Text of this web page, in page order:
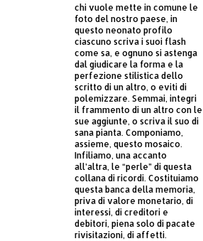
chi vuole mette in comune le
foto del nostro paese, in
questo neonato profilo
ciascuno scriva i suoi flash
come sa, e ognuno si astenga
dal giudicare la forma e la
perfezione stilistica dello
scritto di un altro, o eviti di
polemizzare. Semmai, integri
il frammento di un altro con le
sue aggiunte, o scriva il suo di
sana pianta. Componiamo,
assieme, questo mosaico.
Infiliamo, una accanto
all’altra, le “perle” di questa
collana di ricordi. Costituiamo
questa banca della memoria,
priva di valore monetario, di
interessi, di creditori e
debitori, piena solo di pacate
rivisitazioni, di affetti.